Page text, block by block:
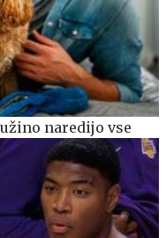
naredijo vse